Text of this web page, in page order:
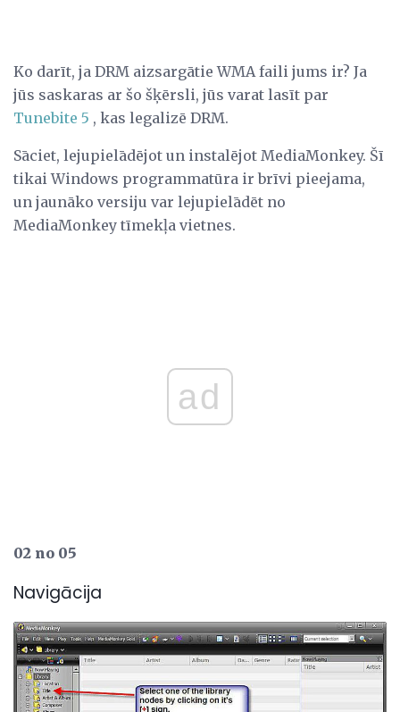
Ko darīt, ja DRM aizsargātie WMA faili jums ir? Ja
jūs saskaras ar šo šķērsli, jūs varat lasīt par
Tunebite 5 , kas legalizē DRM.
Sāciet, lejupielādējot un instalējot MediaMonkey. Šī
tikai Windows programmatūra ir brīvi pieejama,
un jaunāko versiju var lejupielādēt no
MediaMonkey tīmekļa vietnes.
ad
02 no 05
Navigācija